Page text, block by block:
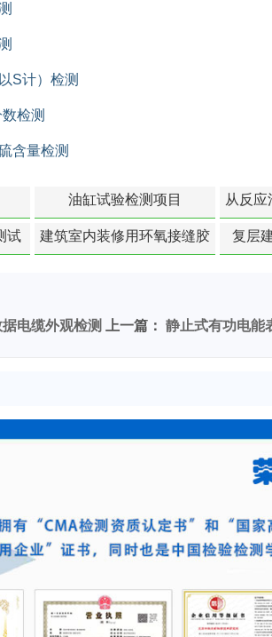
S计）检测
检测
含量检测
油缸试验检测项目
从反
化
试
建筑室内装修用环氧接缝胶
复层
电缆外观检测 上一篇： 静止式有功电能